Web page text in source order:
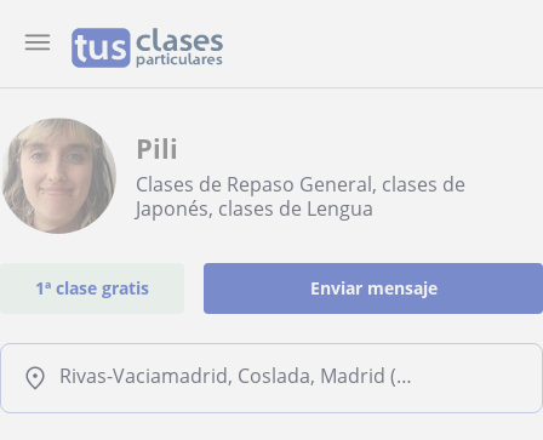
Pili
Clases de Repaso General, clases de
Japonés, clases de Lengua
1ª clase gratis Enviar mensaje
Rivas-Vaciamadrid, Coslada, Madrid (Ciudad), San Fernando de Henares